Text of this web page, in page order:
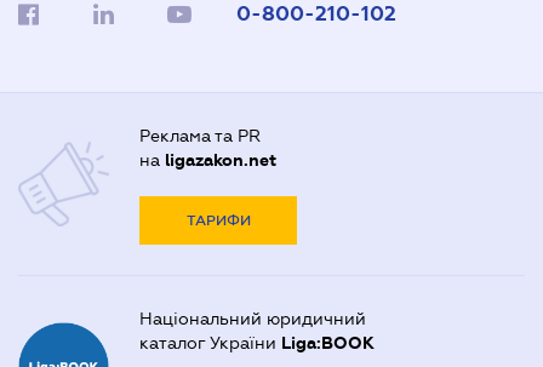
0-800-210-102
Реклама та PR
на ligazakon.net
ТАРИФИ
Національний юридичний
каталог України Liga:BOOK